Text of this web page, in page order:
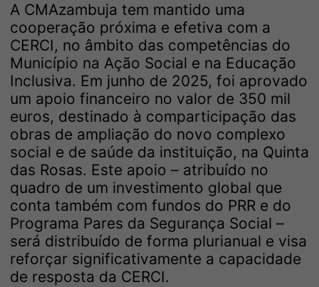
A CMAzambuja tem mantido uma
cooperação próxima e efetiva com a
CERCI, no âmbito das competências do
Município na Ação Social e na Educação
Inclusiva. Em junho de 2025, foi aprovado
um apoio financeiro no valor de 350 mil
euros, destinado à comparticipação das
obras de ampliação do novo complexo
social e de saúde da instituição, na Quinta
das Rosas. Este apoio – atribuído no
quadro de um investimento global que
conta também com fundos do PRR e do
Programa Pares da Segurança Social –
será distribuído de forma plurianual e visa
reforçar significativamente a capacidade
de resposta da CERCI.